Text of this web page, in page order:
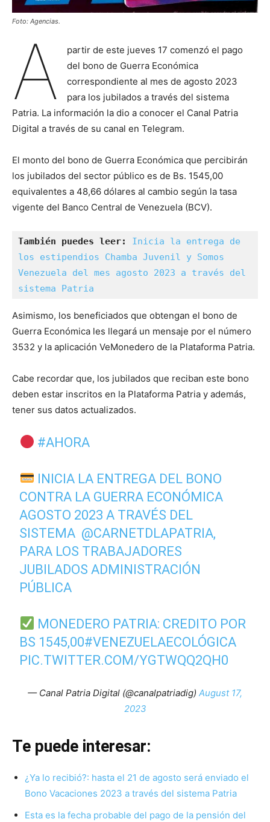
Foto: Agencias.
A
partir de este jueves 17 comenzó el pago
del bono de Guerra Económica
correspondiente al mes de agosto 2023
para los jubilados a través del sistema
Patria. La información la dio a conocer el Canal Patria
Digital a través de su canal en Telegram.
El monto del bono de Guerra Económica que percibirán
los jubilados del sector público es de Bs. 1545,00
equivalentes a 48,66 dólares al cambio según la tasa
vigente del Banco Central de Venezuela (BCV).
También puedes leer: Inicia la entrega de
los estipendios Chamba Juvenil y Somos
Venezuela del mes agosto 2023 a través del
sistema Patria
Asimismo, los beneficiados que obtengan el bono de
Guerra Económica les llegará un mensaje por el número
3532 y la aplicación VeMonedero de la Plataforma Patria.
Cabe recordar que, los jubilados que reciban este bono
deben estar inscritos en la Plataforma Patria y además,
tener sus datos actualizados.
#AHORA
INICIA LA ENTREGA DEL BONO
CONTRA LA GUERRA ECONÓMICA
AGOSTO 2023 A TRAVÉS DEL
SISTEMA @CARNETDLAPATRIA,
PARA LOS TRABAJADORES
JUBILADOS ADMINISTRACIÓN
PÚBLICA
MONEDERO PATRIA: CREDITO POR
BS 1545,00#VENEZUELAECOLÓGICA
PIC.TWITTER.COM/YGTWQQ2QH0
— Canal Patria Digital (@canalpatriadig) August 17,
2023
Te puede interesar:
¿Ya lo recibió?: hasta el 21 de agosto será enviado el
Bono Vacaciones 2023 a través del sistema Patria
Esta es la fecha probable del pago de la pensión del